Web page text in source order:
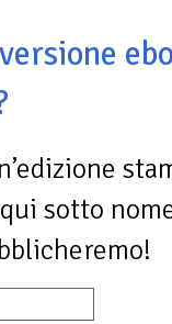
sotto